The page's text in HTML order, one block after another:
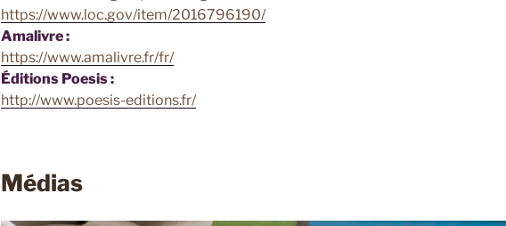
https://www.loc.gov/item/2016796190/
Amalivre :
https://www.amalivre.fr/fr/
Éditions Poesis :
http://www.poesis-editions.fr/
Médias